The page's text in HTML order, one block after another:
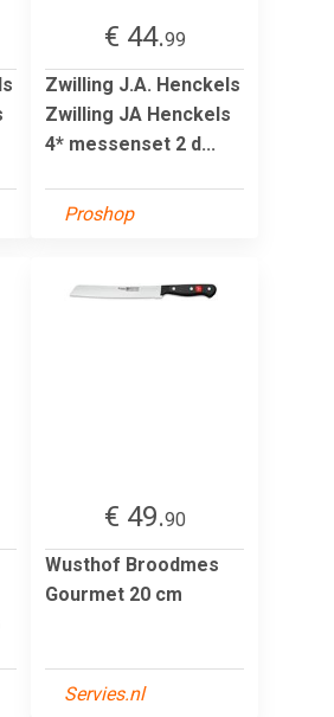
€ 44.99
Zwilling J.A. Henckels
Zwilling JA Henckels
4* messenset 2 d...
Proshop
€ 49.90
Wusthof Broodmes
Gourmet 20 cm
Servies.nl